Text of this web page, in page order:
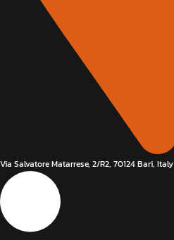
Via Salvatore Matarrese, 2/R2, 70124 Bari, Italy